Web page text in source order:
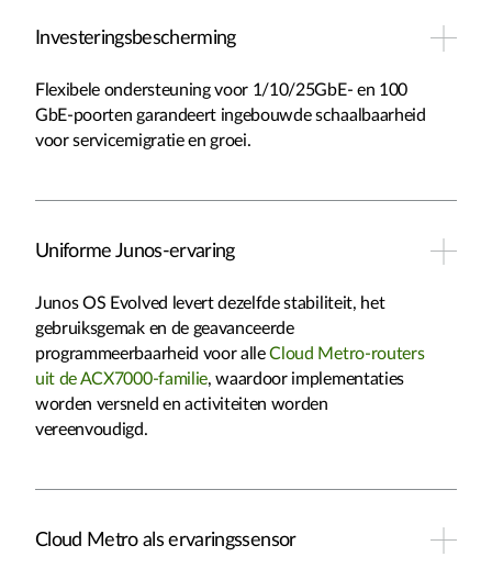
Investeringsbescherming
Flexibele ondersteuning voor 1/10/25GbE- en 100
GbE-poorten garandeert ingebouwde schaalbaarheid
voor servicemigratie en groei.
Uniforme Junos-ervaring
Junos OS Evolved levert dezelfde stabiliteit, het
gebruiksgemak en de geavanceerde
programmeerbaarheid voor alleCloud Metro-routers
uit de ACX7000-familie, waardoor implementaties
worden versneld en activiteiten worden
vereenvoudigd.
Cloud Metro als ervaringssensor